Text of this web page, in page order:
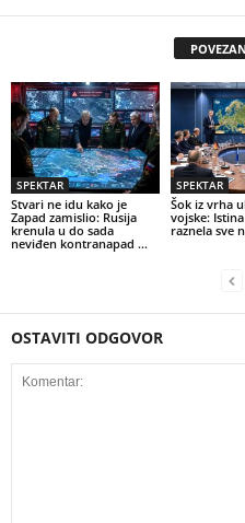
SPEKTAR
Stvari ne idu kako je
Zapad zamislio: Rusija
krenula u do sada
neviđen kontranapad …
SPEKTAR
Šok iz vrha
vojske:
raznela sve
OSTAVITI ODGOVOR